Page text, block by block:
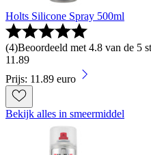
Holts Silicone Spray 500ml
(4)Beoordeeld met 4.8 van de 5
11 .89
Prijs: 11.89 euro
Bekijk alles in smeermiddel